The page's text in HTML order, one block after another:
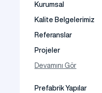
Kurumsal
Kalite Belgelerimiz
Referanslar
Projeler
Fotoğraf Galeri
Devamını Gör
Prefabrik Yapılar